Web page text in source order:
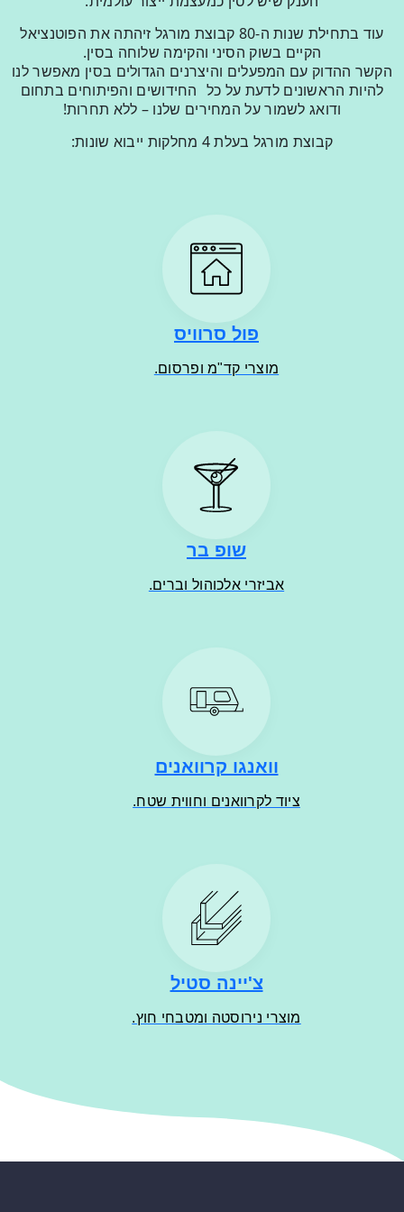
עוד בתחילת שנות ה-80 קבוצת מורגל זיהתה את הפוטנציאל
הקיים בשוק הסיני והקימה שלוחה בסין.
הקשר ההדוק עם המפעלים והיצרנים הגדולים בסין מאפשר לנו
להיות הראשונים לדעת על כל החידושים והפיתוחים בתחום
ודואג לשמור על המחירים שלנו – ללא תחרות!
קבוצת מורגל בעלת 4 מחלקות ייבוא שונות:
פול סרוויס
מוצרי קד"מ ופרסום.
שופ בר
אביזרי אלכוהול וברים.
וואנגו קרוואנים
ציוד לקרוואנים וחווית שטח.
צ'יינה סטיל
מוצרי נירוסטה ומטבחי חוץ.